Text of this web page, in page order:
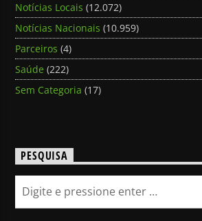
Notícias Locais (12.072)
Notícias Nacionais (10.959)
Parceiros (4)
Saúde (222)
Sem Categoria (17)
PESQUISA